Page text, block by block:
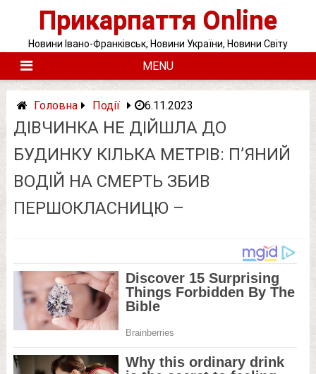
Прикарпаття Online
Новини Івано-Франківськ, Новини України, Новини Світу
MENU
Головна Події 6.11.2023
ДІВЧИНКА НЕ ДІЙШЛА ДО
БУДИНКУ КІЛЬКА МЕТРІВ: П’ЯНИЙ
ВОДІЙ НА СМЕРТЬ ЗБИВ
ПЕРШОКЛАСНИЦЮ –